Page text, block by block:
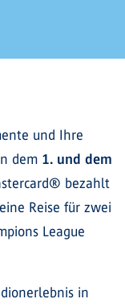
und Ihre
dem 1. und dem
bezahlt
Reise für zwei
League
in